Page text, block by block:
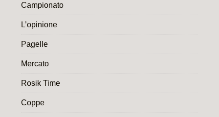
Campionato
L’opinione
Pagelle
Mercato
Rosik Time
Coppe